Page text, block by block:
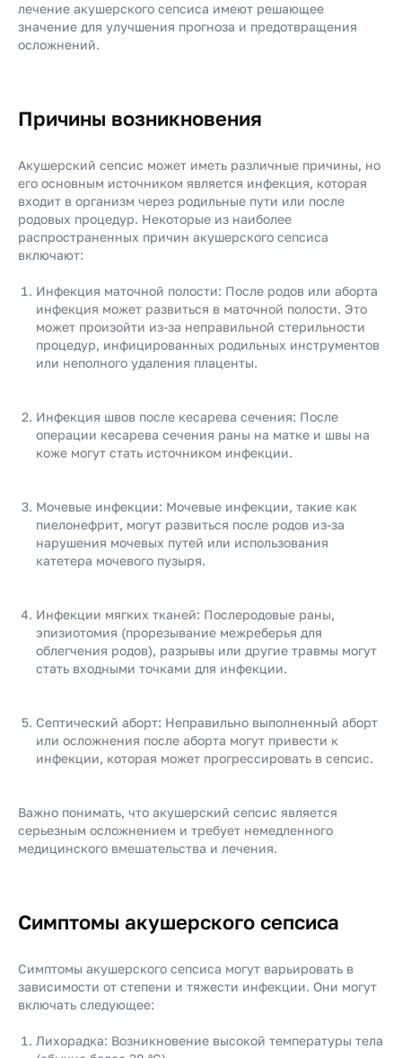
лечение акушерского сепсиса имеют решающее
значение для улучшения прогноза и предотвращения
осложнений.
Причины возникновения
Акушерский сепсис может иметь различные причины, но
его основным источником является инфекция, которая
входит в организм через родильные пути или после
родовых процедур. Некоторые из наиболее
распространенных причин акушерского сепсиса
включают:
Инфекция маточной полости: После родов или аборта
инфекция может развиться в маточной полости. Это
может произойти из-за неправильной стерильности
процедур, инфицированных родильных инструментов
или неполного удаления плаценты.
Инфекция швов после кесарева сечения: После
операции кесарева сечения раны на матке и швы на
коже могут стать источником инфекции.
Мочевые инфекции: Мочевые инфекции, такие как
пиелонефрит, могут развиться после родов из-за
нарушения мочевых путей или использования
катетера мочевого пузыря.
Инфекции мягких тканей: Послеродовые раны,
эпизиотомия (прорезывание межреберья для
облегчения родов), разрывы или другие травмы могут
стать входными точками для инфекции.
Септический аборт: Неправильно выполненный аборт
или осложнения после аборта могут привести к
инфекции, которая может прогрессировать в сепсис.
Важно понимать, что акушерский сепсис является
серьезным осложнением и требует немедленного
медицинского вмешательства и лечения.
Симптомы акушерского сепсиса
Симптомы акушерского сепсиса могут варьировать в
зависимости от степени и тяжести инфекции. Они могут
включать следующее:
Лихорадка: Возникновение высокой температуры тела